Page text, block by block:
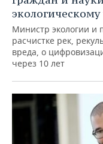
экологическому
Министр экологии и
расчистке рек,
вреда, о
через 10 лет